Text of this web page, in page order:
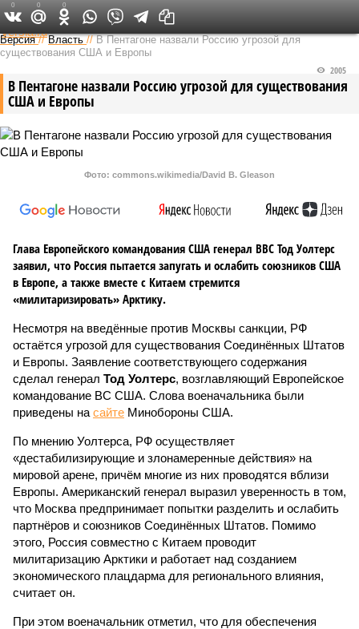
Федеральный выпуск
Версия //Власть //В Пентагоне назвали Россию угрозой для
существования США и Европы
В Пентагоне назвали Россию угрозой для существования
США и Европы
2005
Фото: commons.wikimedia/David B. Gleason
Глава Европейского командования США генерал ВВС Тод Уолтерс
заявил, что Россия пытается запугать и ослабить союзников США
в Европе, а также вместе с Китаем стремится
«милитаризировать» Арктику.
Несмотря на введённые против Москвы санкции, РФ
остаётся угрозой для существования Соединённых Штатов
и Европы. Заявление соответствующего содержания
сделал генерал Тод Уолтерс, возглавляющий Европейское
командование ВС США. Слова военачальника были
приведены на сайте Минобороны США.
По мнению Уолтерса, РФ осуществляет
«дестабилизирующие и злонамеренные действия» на
мировой арене, причём многие из них проводятся вблизи
Европы. Американский генерал выразил уверенность в том,
что Москва предпринимает попытки разделить и ослабить
партнёров и союзников Соединённых Штатов. Помимо
этого, Россия совместно с Китаем проводит
милитаризацию Арктики и работает над созданием
экономического плацдарма для регионального влияния,
считает он.
При этом военачальник отметил, что для обеспечения
0 0 0